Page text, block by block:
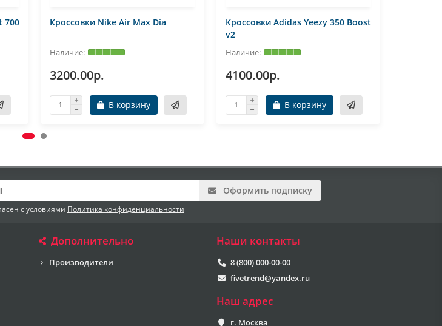
700
Кроссовки Nike Air Max Dia
3200.00р.
В корзину
Кроссовки Adidas Yeezy 350 Boost
v2
4100.00р.
В корзину
Оформить подписку
с условиями Политика конфиденциальности
Дополнительно
Производители
Наши контакты
8 (800) 000-00-00
fivetrend@yandex.ru
Наш адрес
г. Москва